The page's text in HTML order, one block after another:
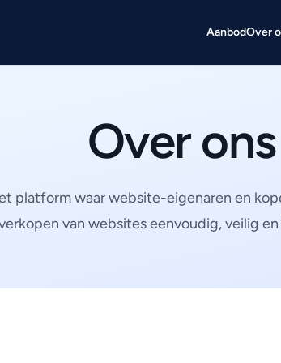
AanbodOver
Over ons
platform waar website-eigenaren en
van websites eenvoudig, veilig